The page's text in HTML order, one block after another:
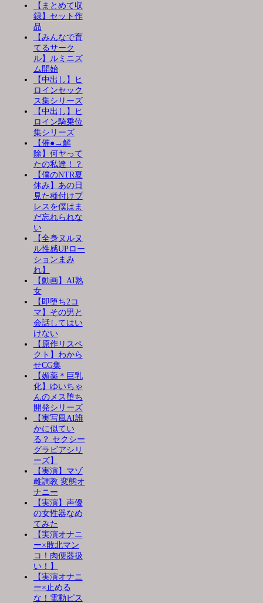
【まとめて収
録】セット作
品
【みんなで育
てるサーク
ル】ルミニズ
ム開始
【中出し】ヒ
ロインセック
ス集シリーズ
【中出し】ヒ
ロイン騎乗位
集シリーズ
【催●→解
除】何ヤって
たの私達！？
【僕のNTR夏
休み】あの日
見た種付けプ
レスを僕はま
だ忘れられな
い
【全身ヌルヌ
ル性感UPロー
ションまみ
れ】
【動画】AI熟
女
【即堕ち2コ
マ】その男と
会話してはい
けない
【原作リスペ
クト】わから
せCG集
【媚薬＊巨乳
化】ゆいちゃ
んのメス堕ち
開発シリーズ
【実写風AI誰
かに似てい
る？ セクシー
グラビアシリ
ーズ】
【実演】マゾ
雌調教 変態オ
ナニー
【実演】声優
の女性器なめ
てみた
【実演オナニ
ー×敗北マン
コ！肉便器扱
い！】
【実演オナニ
ー×止める
な！電動ピス